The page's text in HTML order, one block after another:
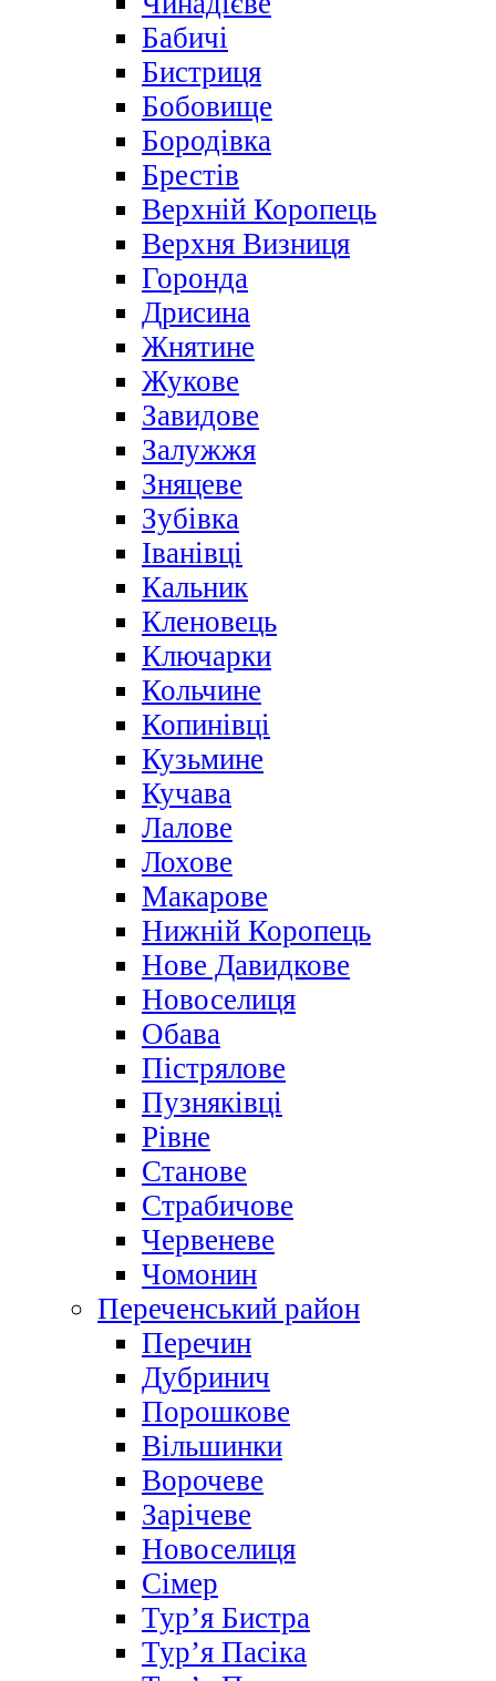
Бабичі
Бистриця
Бобовище
Бородівка
Брестів
Верхній Коропець
Верхня Визниця
Горонда
Дрисина
Жнятине
Жукове
Завидове
Залужжя
Зняцеве
Зубівка
Іванівці
Кальник
Кленовець
Ключарки
Кольчине
Копинівці
Кузьмине
Кучава
Лалове
Лохове
Макарове
Нижній Коропець
Нове Давидкове
Новоселиця
Обава
Пістрялове
Пузняківці
Рівне
Станове
Страбичове
Червеневе
Чомонин
Переченський район
Перечин
Дубринич
Порошкове
Вільшинки
Ворочеве
Зарічеве
Новоселиця
Сімер
Тур’я Бистра
Тур’я Пасіка